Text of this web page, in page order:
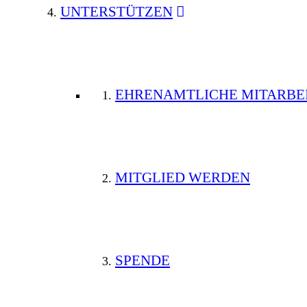
UNTERSTÜTZEN
EHRENAMTLICHE
MITGLIED WERDEN
SPENDE